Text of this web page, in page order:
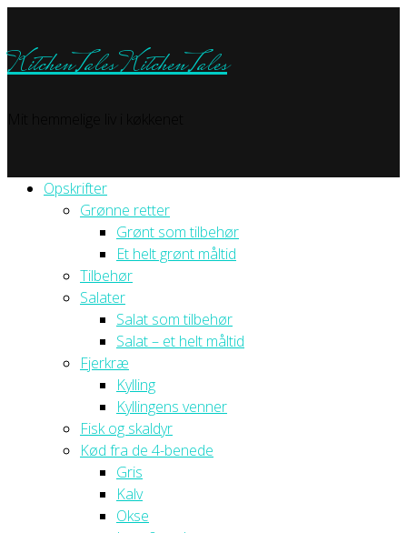
KitchenTalesKitchenTales
Opskrifter
Grønne retter
Grønt som tilbehør
Et helt grønt måltid
Tilbehør
Salater
Salat som tilbehør
Salat – et helt måltid
Fjerkræ
Kylling
Kyllingens venner
Fisk og skaldyr
Kød fra de 4-benede
Gris
Kalv
Okse